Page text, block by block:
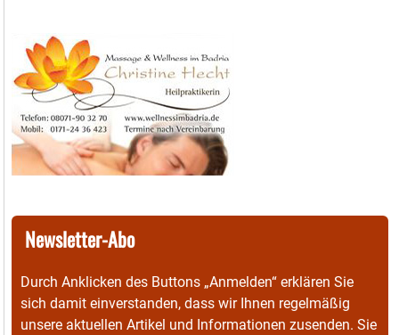
Newsletter-Abo
Durch Anklicken des Buttons „Anmelden“ erklären Sie
sich damit einverstanden, dass wir Ihnen regelmäßig
unsere aktuellen Artikel und Informationen zusenden. Sie